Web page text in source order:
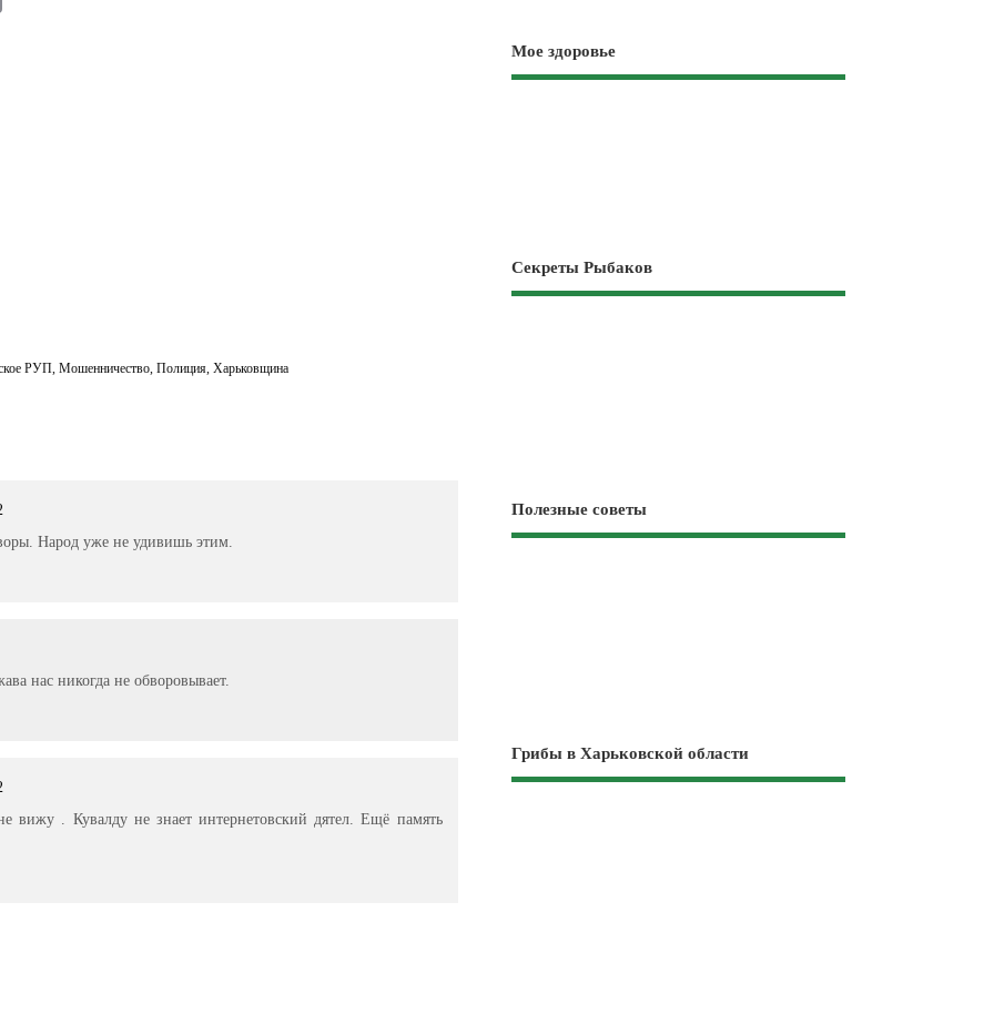
РУП ,Мошенничество ,Полиция ,Харьковщина
Народ уже не удивишь этим.
нас никогда не обворовывает.
вижу . Кувалду не знает интернетовский дятел. Ещё память
Мое здоровье
Секреты Рыбаков
Полезные советы
Грибы в Харьковской области